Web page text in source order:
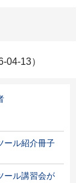
04-13）
ール紹介冊子
ール講習会が